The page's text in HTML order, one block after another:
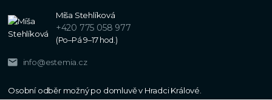
Míša Stehlíková
+420 775 058 977
(Po–Pá 9–17 hod.)
info@estemia.cz